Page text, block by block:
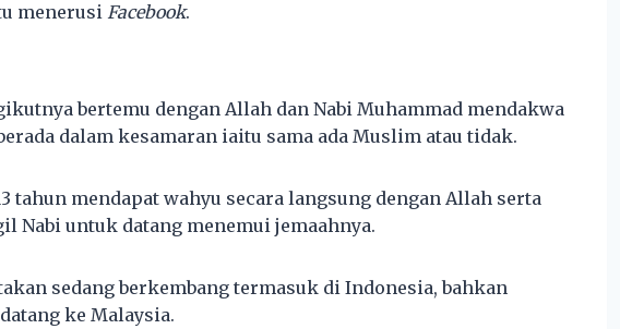
menerusi Facebook.
bertemu dengan Allah dan Nabi Muhammad mendakwa
dalam kesamaran iaitu sama ada Muslim atau tidak.
tahun mendapat wahyu secara langsung dengan Allah serta
Nabi untuk datang menemui jemaahnya.
sedang berkembang termasuk di Indonesia, bahkan
ke Malaysia.